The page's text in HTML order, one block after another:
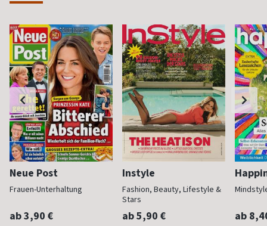
Neue Post
Frauen-Unterhaltung
ab 3,90 €
Instyle
Fashion, Beauty, Lifestyle &
Stars
ab 5,90 € ab